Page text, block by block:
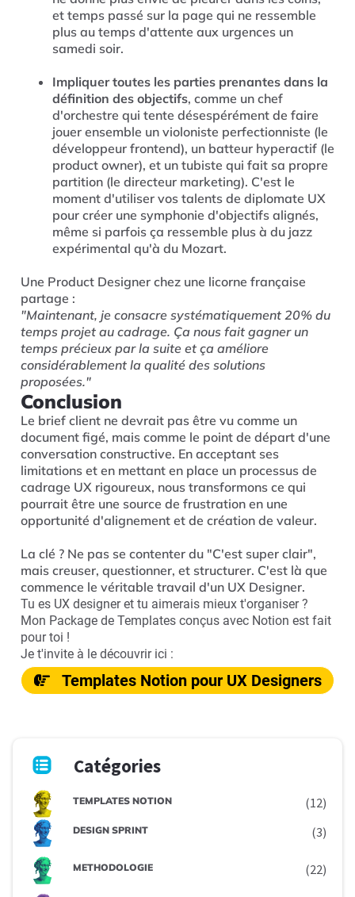
et temps passé sur la page qui ne ressemble
plus au temps d'attente aux urgences un
samedi soir.
Impliquer toutes les parties prenantes dans la
définition des objectifs, comme un chef
d'orchestre qui tente désespérément de faire
jouer ensemble un violoniste perfectionniste (le
développeur frontend), un batteur hyperactif (le
product owner), et un tubiste qui fait sa propre
partition (le directeur marketing). C'est le
moment d'utiliser vos talents de diplomate UX
pour créer une symphonie d'objectifs alignés,
même si parfois ça ressemble plus à du jazz
expérimental qu'à du Mozart.
Une Product Designer chez une licorne française
partage :
"Maintenant, je consacre systématiquement 20% du
temps projet au cadrage. Ça nous fait gagner un
temps précieux par la suite et ça améliore
considérablement la qualité des solutions
proposées."
Conclusion
Le brief client ne devrait pas être vu comme un
document figé, mais comme le point de départ d'une
conversation constructive. En acceptant ses
limitations et en mettant en place un processus de
cadrage UX rigoureux, nous transformons ce qui
pourrait être une source de frustration en une
opportunité d'alignement et de création de valeur.
La clé ? Ne pas se contenter du "C'est super clair",
mais creuser, questionner, et structurer. C'est là que
commence le véritable travail d'un UX Designer.
Tu es UX designer et tu aimerais mieux t'organiser ?
Mon Package de Templates conçus avec Notion est fait
pour toi !
Je t'invite à le découvrir ici :
Templates Notion pour UX Designers
Catégories
TEMPLATES NOTION (12)
DESIGN SPRINT (3)
METHODOLOGIE (22)